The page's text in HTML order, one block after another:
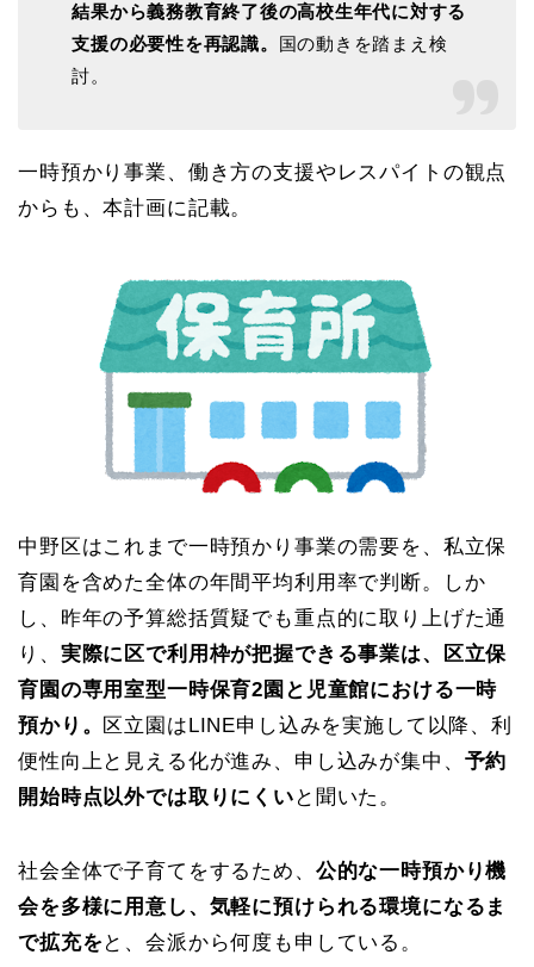
結果から義務教育終了後の高校生年代に対する
支援の必要性を再認識。 国の動きを踏まえ検
討。
一時預かり事業、働き方の支援やレスパイトの観点
からも、本計画に記載。
中野区はこれまで一時預かり事業の需要を、私立保
育園を含めた全体の年間平均利用率で判断。しか
し、昨年の予算総括質疑でも重点的に取り上げた通
り、 実際に区で利用枠が把握できる事業は、区立保
育園の専用室型一時保育2園と児童館における一時
預かり。
区立園はLINE申し込みを実施して以降、利
便性向上と見える化が進み、申し込みが集中、 予約
開始時点以外では取りにくい と聞いた。
社会全体で子育てをするため、 公的な一時預かり機
会を多様に用意し、気軽に預けられる環境になるま
で拡充を と、会派から何度も申している。